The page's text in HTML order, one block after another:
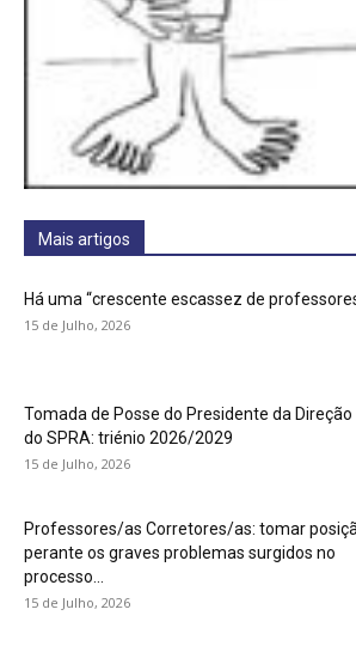
Mais artigos
Há uma “crescente escassez de
15 de Julho, 2026
Tomada de Posse do Presidente da Direção
do SPRA: triénio 2026/2029
15 de Julho, 2026
Professores/as Corretores/as: tomar
perante os graves problemas surgidos no
processo...
15 de Julho, 2026